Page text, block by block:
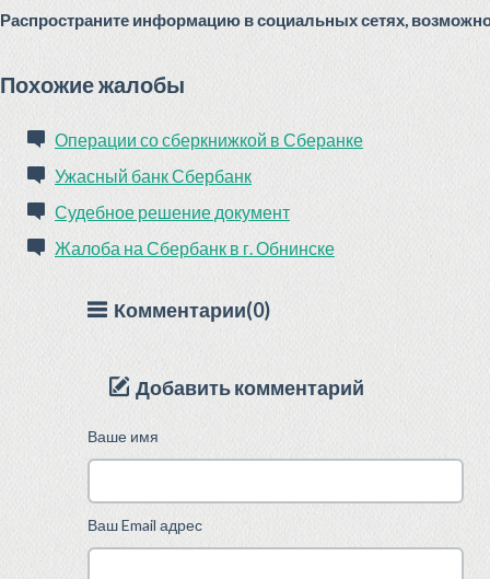
Распространите информацию в социальных сетях,
Похожие жалобы
Операции со сберкнижкой в Сберанке
Ужасный банк Сбербанк
Судебное решение документ
Жалоба на Сбербанк в г. Обнинске
Комментарии(0)
Добавить комментарий
Ваше имя
Ваш Email адрес